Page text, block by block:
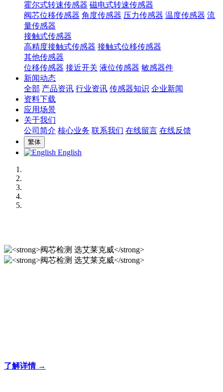
霍尔式转速传感器 磁电式转速传感器
阀芯位移传感器 角度传感器 压力传感器 温度传感器 流
量传感器
接触式传感器
高精度接触式传感器 接触式位移传感器
其他传感器
位移传感器 接近开关 液位传感器 敏感器件
新闻动态
全部 产品资讯 行业资讯 传感器知识 企业新闻
资料下载
应用场景
关于我们
公司简介 核心业务 联系我们 在线留言 在线反馈
繁体
English
了解详情 →